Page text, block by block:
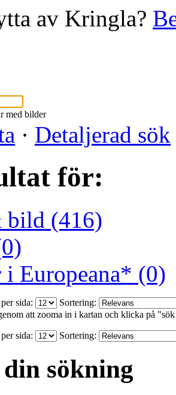
av Kringla?
med bilder
· Detaljerad sök
för:
bild (416)
i Europeana* (0)
sida:
Sortering:
att zooma in i kartan och klicka på
sida: Sortering:
sökning